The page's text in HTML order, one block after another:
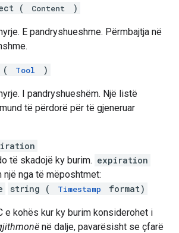
( Content )
E pandryshueshme. Përmbajtja në
( Tool )
I pandryshueshëm. Një listë
të përdorë për të gjeneruar
të skadojë ky burim. expiration
nga të mëposhtmet:
string ( Timestamp format)
e kohës kur ky burim konsiderohet i
në dalje, pavarësisht se çfarë